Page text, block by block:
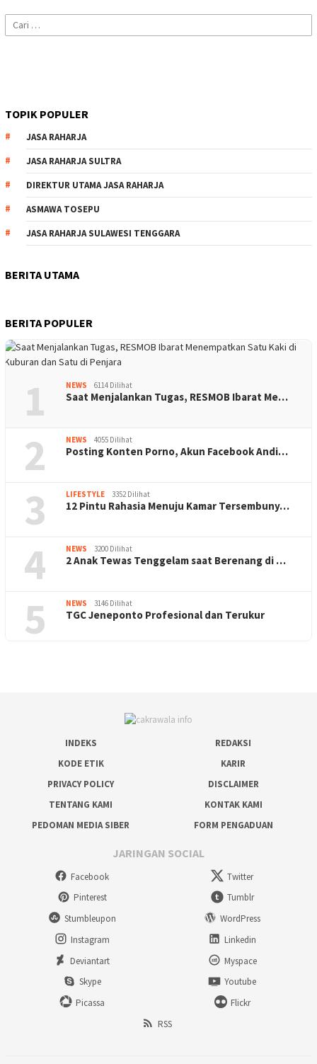
Cari
untuk:
TOPIK POPULER
JASA RAHARJA
JASA RAHARJA SULTRA
DIREKTUR UTAMA JASA RAHARJA
ASMAWA TOSEPU
JASA RAHARJA SULAWESI TENGGARA
BERITA UTAMA
BERITA POPULER
1 NEWS 6114 Dilihat
Saat Menjalankan Tugas, RESMOB Ibarat Me…
2 NEWS 4055 Dilihat
Posting Konten Porno, Akun Facebook Andi…
3 LIFESTYLE 3352 Dilihat
12 Pintu Rahasia Menuju Kamar Tersembuny…
4 NEWS 3200 Dilihat
2 Anak Tewas Tenggelam saat Berenang di …
5 NEWS 3146 Dilihat
TGC Jeneponto Profesional dan Terukur
INDEKS
REDAKSI
KODE ETIK
KARIR
PRIVACY POLICY
DISCLAIMER
TENTANG KAMI
KONTAK KAMI
PEDOMAN MEDIA SIBER
FORM PENGADUAN
JARINGAN SOCIAL
Facebook
Twitter
Pinterest
Tumblr
Stumbleupon
WordPress
Instagram
Linkedin
Deviantart
Myspace
Skype
Youtube
Picassa
Flickr
RSS